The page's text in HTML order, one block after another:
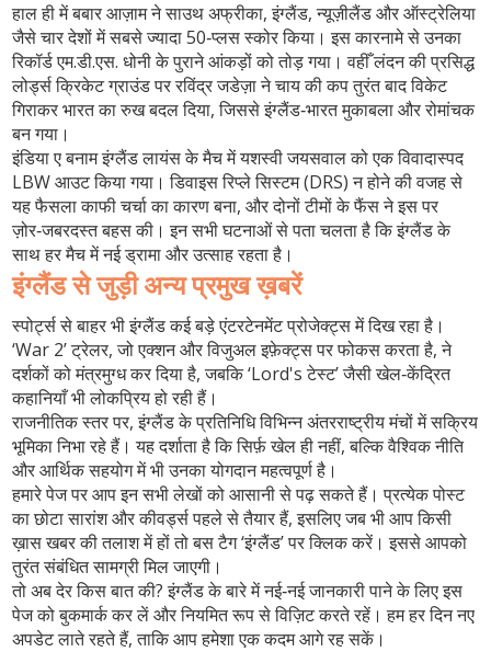
हाल ही में बबार आज़ाम ने साउथ अफ्रीका, इंग्लैंड, न्यूज़ीलैंड और ऑस्ट्रेलिया
जैसे चार देशों में सबसे ज्यादा 50‑प्लस स्कोर किया। इस कारनामे से उनका
रिकॉर्ड एम.डी.एस. धोनी के पुराने आंकड़ों को तोड़ गया। वहीँ लंदन की प्रसिद्ध
लोर्ड्स क्रिकेट ग्राउंड पर रविंद्र जडेज़ा ने चाय की कप तुरंत बाद विकेट
गिराकर भारत का रुख बदल दिया, जिससे इंग्लैंड‑भारत मुकाबला और रोमांचक
बन गया।
इंडिया ए बनाम इंग्लैंड लायंस के मैच में यशस्वी जयसवाल को एक विवादास्पद
LBW आउट किया गया। डिवाइस रिप्ले सिस्टम (DRS) न होने की वजह से
यह फैसला काफी चर्चा का कारण बना, और दोनों टीमों के फैंस ने इस पर
ज़ोर‑जबरदस्त बहस की। इन सभी घटनाओं से पता चलता है कि इंग्लैंड के
साथ हर मैच में नई ड्रामा और उत्साह रहता है।
इंग्लैंड से जुड़ी अन्य प्रमुख ख़बरें
स्पोर्ट्स से बाहर भी इंग्लैंड कई बड़े एंटरटेनमेंट प्रोजेक्ट्स में दिख रहा है।
‘War 2’ ट्रेलर, जो एक्शन और विजुअल इफ़ेक्ट्स पर फोकस करता है, ने
दर्शकों को मंत्रमुग्ध कर दिया है, जबकि ‘Lord's टेस्‍ट’ जैसी खेल‑केंद्रित
कहानियाँ भी लोकप्रिय हो रही हैं।
राजनीतिक स्तर पर, इंग्लैंड के प्रतिनिधि विभिन्न अंतरराष्ट्रीय मंचों में सक्रिय
भूमिका निभा रहे हैं। यह दर्शाता है कि सिर्फ़ खेल ही नहीं, बल्कि वैश्विक नीति
और आर्थिक सहयोग में भी उनका योगदान महत्वपूर्ण है।
हमारे पेज पर आप इन सभी लेखों को आसानी से पढ़ सकते हैं। प्रत्येक पोस्ट
का छोटा सारांश और कीवर्ड्स पहले से तैयार हैं, इसलिए जब भी आप किसी
ख़ास खबर की तलाश में हों तो बस टैग ‘इंग्लैंड’ पर क्लिक करें। इससे आपको
तुरंत संबंधित सामग्री मिल जाएगी।
तो अब देर किस बात की? इंग्लैंड के बारे में नई‑नई जानकारी पाने के लिए इस
पेज को बुकमार्क कर लें और नियमित रूप से विज़िट करते रहें। हम हर दिन नए
अपडेट लाते रहते हैं, ताकि आप हमेशा एक कदम आगे रह सकें।